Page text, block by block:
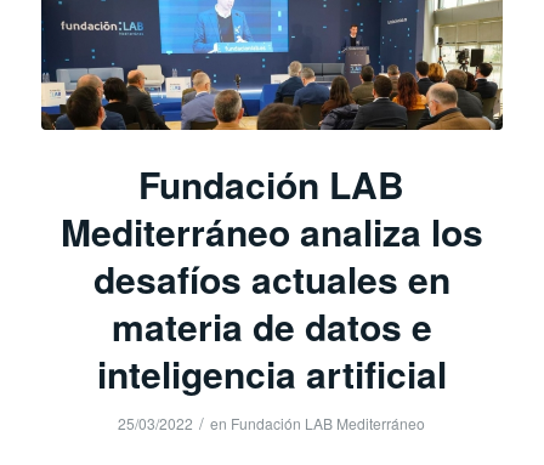
Fundación LAB
Mediterráneo analiza los
desafíos actuales en
materia de datos e
inteligencia artificial
25/03/2022 / en Fundación LAB Mediterráneo